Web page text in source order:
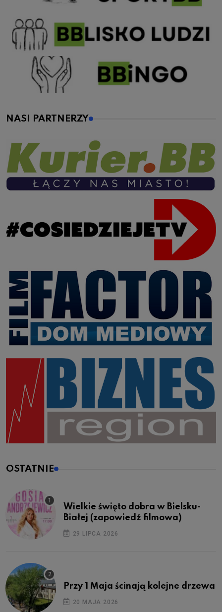
NASI PARTNERZY
OSTATNIE
Wielkie święto dobra w Bielsku-
Białej (zapowiedź filmowa)
29 LIPCA 2026
Przy 1 Maja ścinają kolejne drzewa
20 MAJA 2026